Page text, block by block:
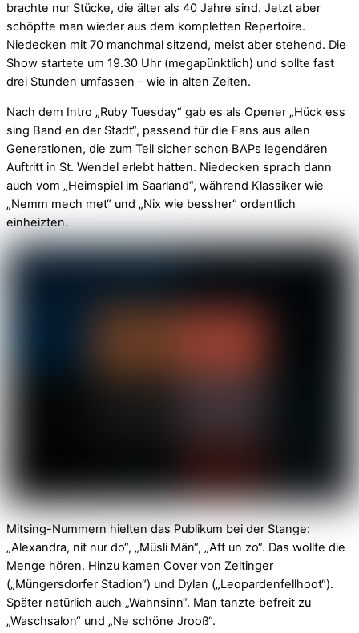
brachte nur Stücke, die älter als 40 Jahre sind. Jetzt aber
schöpfte man wieder aus dem kompletten Repertoire.
Niedecken mit 70 manchmal sitzend, meist aber stehend. Die
Show startete um 19.30 Uhr (megapünktlich) und sollte fast
drei Stunden umfassen – wie in alten Zeiten.
Nach dem Intro „Ruby Tuesday“ gab es als Opener „Hück ess
sing Band en der Stadt“, passend für die Fans aus allen
Generationen, die zum Teil sicher schon BAPs legendären
Auftritt in St. Wendel erlebt hatten. Niedecken sprach dann
auch vom „Heimspiel im Saarland“, während Klassiker wie
„Nemm mech met“ und „Nix wie bessher“ ordentlich
einheizten.
Mitsing-Nummern hielten das Publikum bei der Stange:
„Alexandra, nit nur do“, „Müsli Män“, „Aff un zo“. Das wollte die
Menge hören. Hinzu kamen Cover von Zeltinger
(„Müngersdorfer Stadion“) und Dylan („Leopardenfellhoot“).
Später natürlich auch „Wahnsinn“. Man tanzte befreit zu
„Waschsalon“ und „Ne schöne Jrooß“.